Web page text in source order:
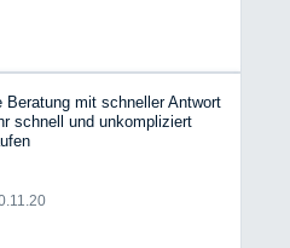
spürbar, hier sitzen keine
wäre, sondern
und Ihr Wissen und Ihre
auf Zusatzeinbauten. Hier
"braucht man nicht", statt
Das schafft
vorgeführt und erklärt.
Praxis gemerkt. Wir
zu haben und
mit schneller Antwort
schnell und unkompliziert